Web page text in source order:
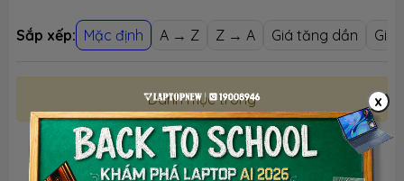
Sắp xếp: Mặc định A → Z Z → A Giá tăng dần Giá
Danh mục trống x